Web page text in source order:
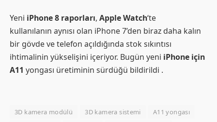
Yeni iPhone 8 raporları, Apple Watch‘te
kullanılanın aynısı olan iPhone 7’den biraz daha kalın
bir gövde ve telefon açıldığında stok sıkıntısı
ihtimalinin yükselişini içeriyor. Bugün yeni iPhone için
A11 yongası üretiminin sürdüğü bildirildi .
3D kamera modülü 3D kamera sistemi
A11 yongası